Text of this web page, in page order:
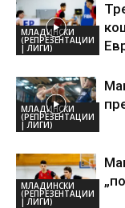
МЛАДИНСКИ
(РЕПРЕЗЕНТАЦИИ
| ЛИГИ)
МЛАДИНСКИ
(РЕПРЕЗЕНТАЦИИ
| ЛИГИ)
МЛАДИНСКИ
(РЕПРЕЗЕНТАЦИИ
| ЛИГИ)